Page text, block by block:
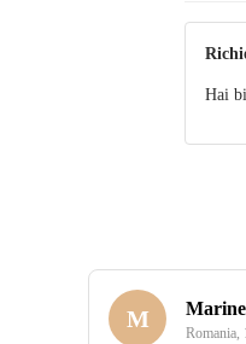
Hai
M
Romania,